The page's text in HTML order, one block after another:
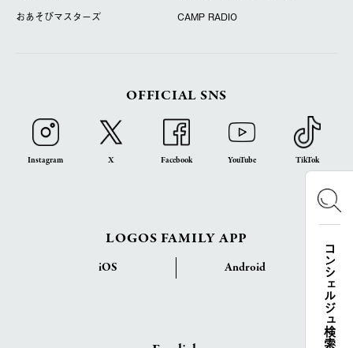
コンシェルジュ検索
おあそびマスターズ
CAMP RADIO
OFFICIAL SNS
Instagram X Facebook YouTube TikTok
LOGOS FAMILY APP
iOS Android